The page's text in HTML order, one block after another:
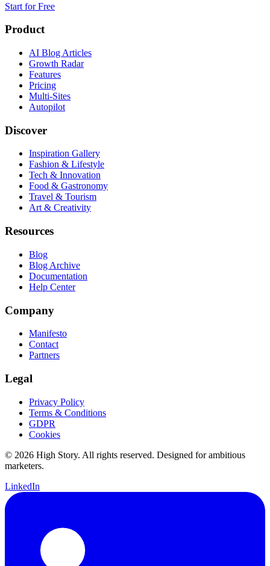
Start for Free
Product
AI Blog Articles
Growth Radar
Features
Pricing
Multi-Sites
Autopilot
Discover
Inspiration Gallery
Fashion & Lifestyle
Tech & Innovation
Food & Gastronomy
Travel & Tourism
Art & Creativity
Resources
Blog
Blog Archive
Documentation
Help Center
Company
Manifesto
Contact
Partners
Legal
Privacy Policy
Terms & Conditions
GDPR
Cookies
© 2026 High Story. All rights reserved. Designed for ambitious
marketers.
LinkedIn